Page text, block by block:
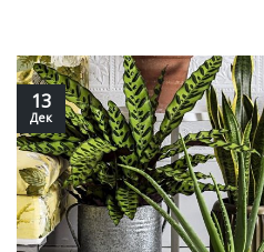
13
Дек